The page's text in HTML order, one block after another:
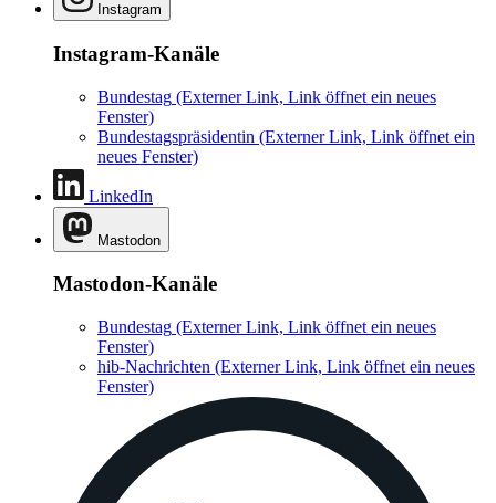
Instagram
Instagram-Kanäle
Bundestag (Externer Link, Link öffnet ein neues
Fenster)
Bundestagspräsidentin (Externer Link, Link öffnet ein
neues Fenster)
LinkedIn
Mastodon
Mastodon-Kanäle
Bundestag (Externer Link, Link öffnet ein neues
Fenster)
hib-Nachrichten (Externer Link, Link öffnet ein neues
Fenster)